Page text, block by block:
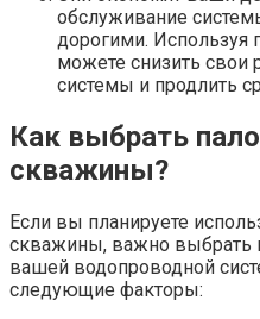
обслуживание
дорогими. Используя
можете снизить свои
системы и продлить
Как выбрать
скважины?
Если вы планируете
скважины, важно выбрать
вашей водопроводной
следующие факторы: